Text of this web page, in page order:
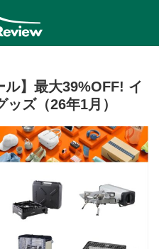
ル】最大39%OFF! イ
ズ（26年1月）